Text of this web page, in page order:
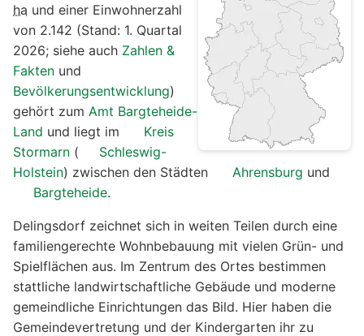
ha und einer Einwohnerzahl
von 2.142 (Stand: 1. Quartal
2026; siehe auch Zahlen &
Fakten und
Bevölkerungsentwicklung)
gehört zum Amt Bargteheide-
Land und liegt im
Kreis
Stormarn (
Schleswig-
Holstein) zwischen den Städten Ahrensburg und
Bargteheide.
Delingsdorf zeichnet sich in weiten Teilen durch eine
familiengerechte Wohnbebauung mit vielen Grün- und
Spielflächen aus. Im Zentrum des Ortes bestimmen
stattliche landwirtschaftliche Gebäude und moderne
gemeindliche Einrichtungen das Bild. Hier haben die
Gemeindevertretung und der Kindergarten ihr zu